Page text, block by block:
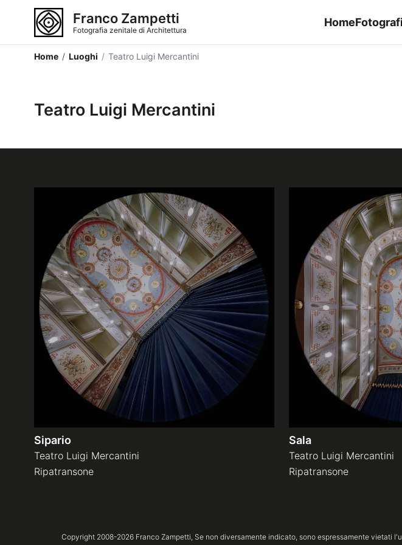
Franco Zampetti
Fotografia zenitale di Architettura
Home
Home / Luoghi / Teatro Luigi Mercantini
Teatro Luigi Mercantini
Sipario
Teatro Luigi Mercantini
Ripatransone
Sala
Teatro Luigi Mercantini
Ripatransone
Copyright 2008-2026Franco Zampetti, Se non diversamente indicato, sono espressamente vietati